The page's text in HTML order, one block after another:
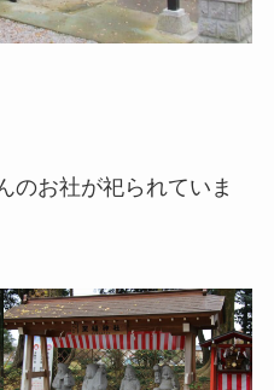
のお社が祀られていま